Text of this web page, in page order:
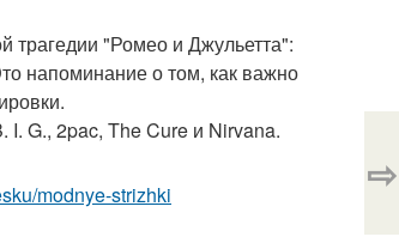
трагедии "Ромео и Джульетта":
напоминание о том, как важно
I. G., 2pac, The Cure и Nirvana.
modnye-strizhki ⇨